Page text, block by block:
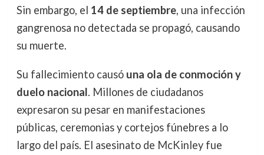
Sin embargo, el 14 de septiembre, una infección
gangrenosa no detectada se propagó, causando
su muerte.
Su fallecimiento causó una ola de conmoción y
duelo nacional. Millones de ciudadanos
expresaron su pesar en manifestaciones
públicas, ceremonias y cortejos fúnebres a lo
largo del país. El asesinato de McKinley fue